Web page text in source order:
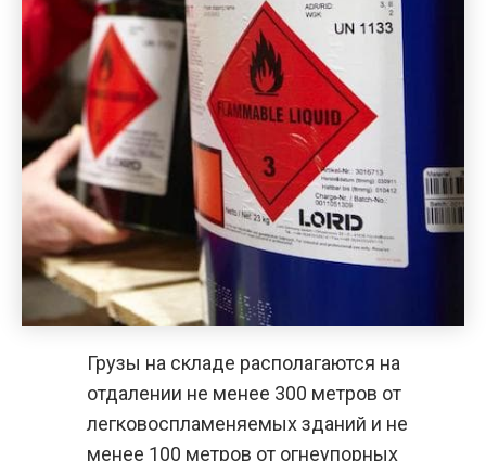
Грузы на складе располагаются на
отдалении не менее 300 метров от
легковоспламеняемых зданий и не
менее 100 метров от огнеупорных